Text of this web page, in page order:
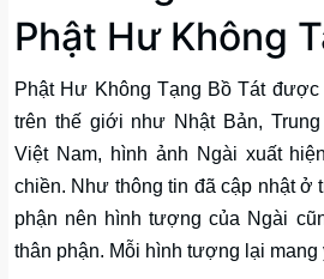
Phật Hư Không
Phật Hư Không Tạng Bồ Tát
trên thế giới như Nhật Bản, Trung
Việt Nam, hình ảnh Ngài xuất
chiền. Như thông tin đã cập nhật ở
phận nên hình tượng của Ngài
thân phận. Mỗi hình tượng lại mang